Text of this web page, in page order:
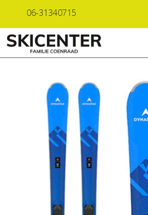
06-31340715